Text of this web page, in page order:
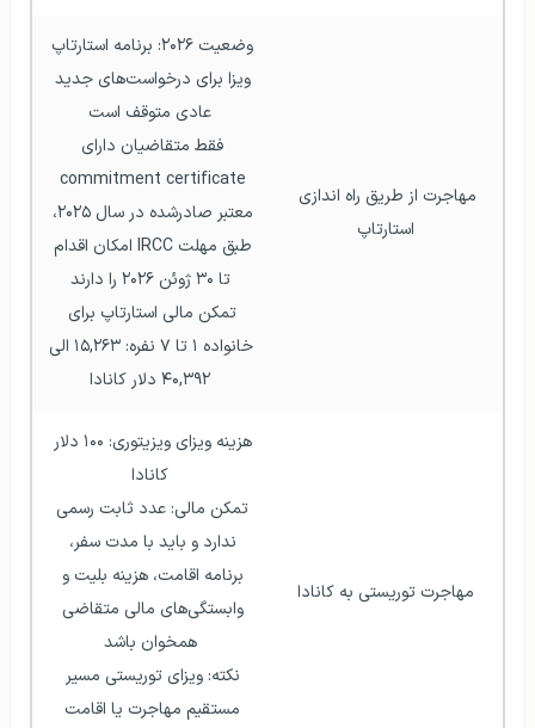
استارتاپ
عادی متوقف است
تا ۳۰ ژوئن ۲۰۲۶ را دارند
۴۰,۳۹۲ دلار کانادا
مهاجرت توریستی به کانادا
کانادا
همخوان باشد